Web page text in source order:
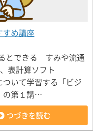
すめ講座
とできる すみや流通
表計算ソフト
いて学習する「ビジ
の第１講…
つづきを読む